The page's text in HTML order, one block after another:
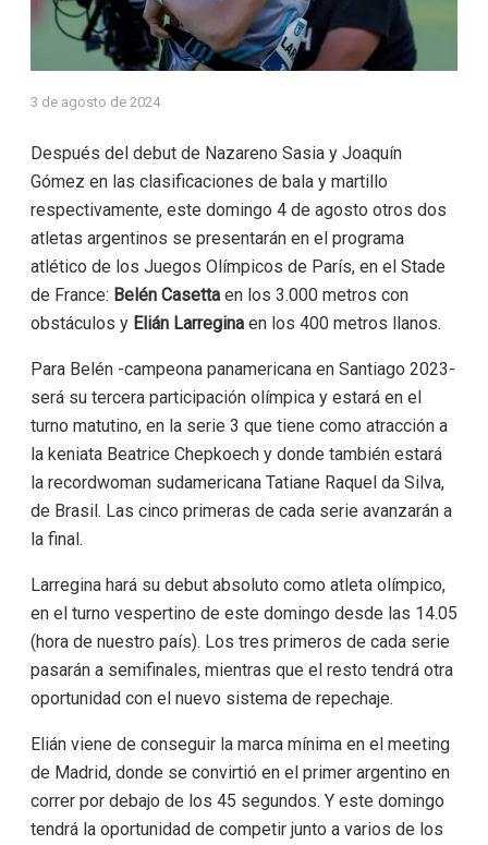
3 de agosto de 2024
Después del debut de Nazareno Sasia y Joaquín
Gómez en las clasificaciones de bala y martillo
respectivamente, este domingo 4 de agosto otros dos
atletas argentinos se presentarán en el programa
atlético de los Juegos Olímpicos de París, en el Stade
de France: Belén Casettaen los 3.000 metros con
obstáculos y Elián Larreginaen los 400 metros llanos.
Para Belén -campeona panamericana en Santiago 2023-
será su tercera participación olímpica y estará en el
turno matutino, en la serie 3 que tiene como atracción a
la keniata Beatrice Chepkoech y donde también estará
la recordwoman sudamericana Tatiane Raquel da Silva,
de Brasil. Las cinco primeras de cada serie avanzarán a
la final.
Larregina hará su debut absoluto como atleta olímpico,
en el turno vespertino de este domingo desde las 14.05
(hora de nuestro país). Los tres primeros de cada serie
pasarán a semifinales, mientras que el resto tendrá otra
oportunidad con el nuevo sistema de repechaje.
Elián viene de conseguir la marca mínima en el meeting
de Madrid, donde se convirtió en el primer argentino en
correr por debajo de los 45 segundos. Y este domingo
tendrá la oportunidad de competir junto a varios de los